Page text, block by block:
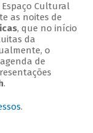
Cultural
as noites de
, que no início
da
o
de
.
.